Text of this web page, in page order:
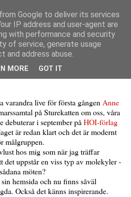
varandra live för första gången Anne
på Sturekatten om oss, våra
debuterar i september på HOI-förlag
är redan klart och det är modernt
målgruppen.
hos mig som när jag träffar
det uppstår en viss typ av molekyler -
möten?
hemsida och nu finns såväl
Också det känns inspirerande.
Google to deliver its services
IP address and user-agent are
with performance and security
of service, generate usage
address abuse.
MORE GOT IT